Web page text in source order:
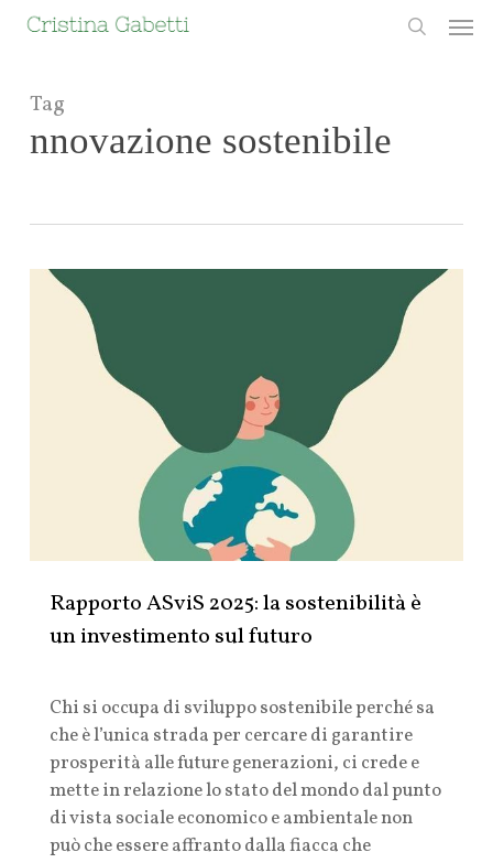
Skip
content
Tag
nnovazione sostenibile
Rapporto ASviS 2025: la sostenibilità è
un investimento sul futuro
Chi si occupa di sviluppo sostenibile perché sa
che è l’unica strada per cercare di garantire
prosperità alle future generazioni, ci crede e
mette in relazione lo stato del mondo dal punto
di vista sociale economico e ambientale non
può che essere affranto dalla fiacca che